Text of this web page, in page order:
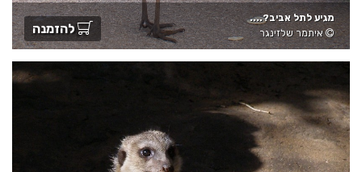
מגיע לתל אביב?....
איתמר שלזינגר
להזמנה